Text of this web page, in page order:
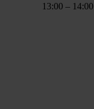
13:00 – 14:00